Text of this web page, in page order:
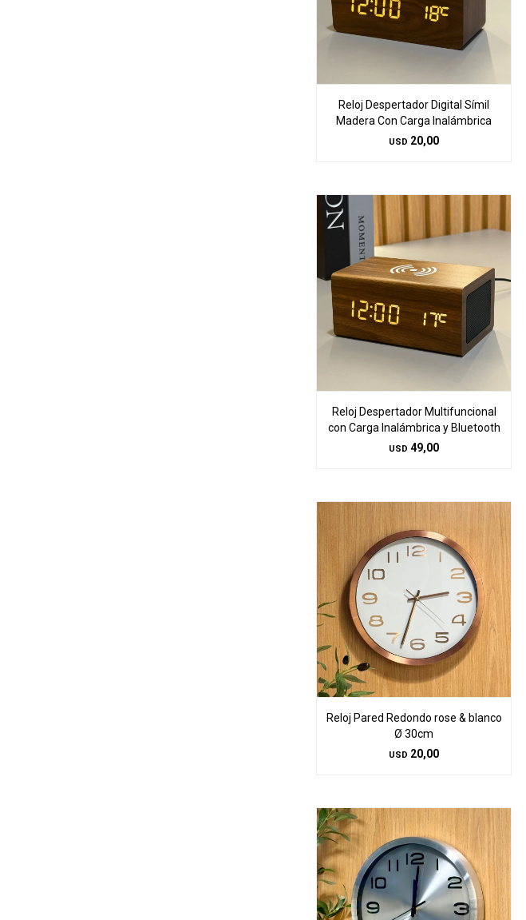
Reloj Despertador Digital Símil
Madera Con Carga Inalámbrica
USD 20,00
Reloj Despertador Multifuncional
con Carga Inalámbrica y Bluetooth
USD 49,00
Reloj Pared Redondo rose & blanco
Ø 30cm
USD 20,00